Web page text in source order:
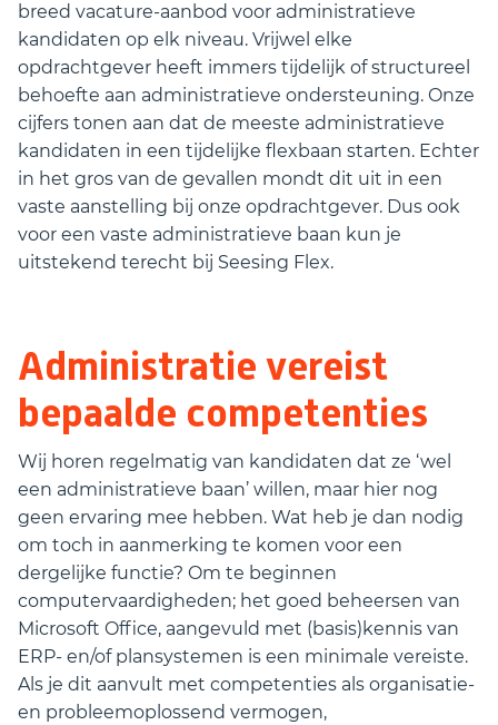
breed vacature-aanbod voor administratieve
kandidaten op elk niveau. Vrijwel elke
opdrachtgever heeft immers tijdelijk of structureel
behoefte aan administratieve ondersteuning. Onze
cijfers tonen aan dat de meeste administratieve
kandidaten in een tijdelijke flexbaan starten. Echter
in het gros van de gevallen mondt dit uit in een
vaste aanstelling bij onze opdrachtgever. Dus ook
voor een vaste administratieve baan kun je
uitstekend terecht bij Seesing Flex.
Administratie vereist
bepaalde competenties
Wij horen regelmatig van kandidaten dat ze ‘wel
een administratieve baan’ willen, maar hier nog
geen ervaring mee hebben. Wat heb je dan nodig
om toch in aanmerking te komen voor een
dergelijke functie? Om te beginnen
computervaardigheden; het goed beheersen van
Microsoft Office, aangevuld met (basis)kennis van
ERP- en/of plansystemen is een minimale vereiste.
Als je dit aanvult met competenties als organisatie-
en probleemoplossend vermogen,